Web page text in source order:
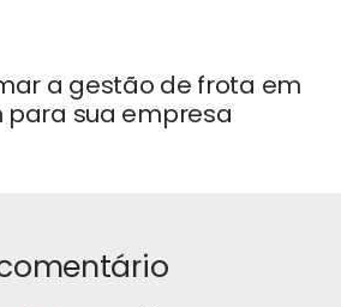
a gestão de frota em
sua empresa